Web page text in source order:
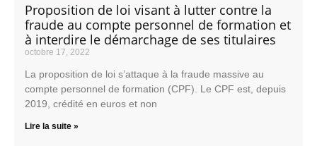
Proposition de loi visant à lutter contre la
fraude au compte personnel de formation et
à interdire le démarchage de ses titulaires
octobre 17, 2022
La proposition de loi s’attaque à la fraude massive au
compte personnel de formation (CPF). Le CPF est, depuis
2019, crédité en euros et non
Lire la suite »